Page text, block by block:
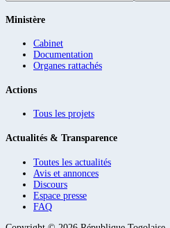
Ministère
Cabinet
Documentation
Organes rattachés
Actions
Tous les projets
Actualités & Transparence
Toutes les actualités
Avis et annonces
Discours
Espace presse
FAQ